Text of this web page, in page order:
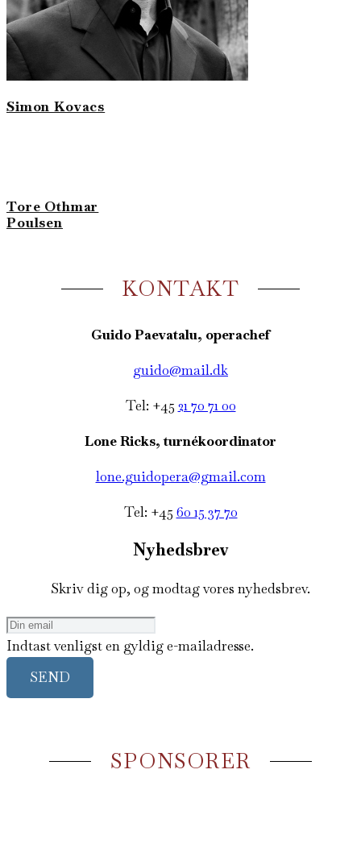
Simon Kovacs
Tore Othmar
Poulsen
KONTAKT
Guido Paevatalu, operachef
guido@mail.dk
Tel: +45 21 70 71 00
Lone Ricks, turnékoordinator
lone.guidopera@gmail.com
Tel: +45 60 15 37 70
Nyhedsbrev
Skriv dig op, og modtag vores nyhedsbrev.
Indtast venligst en gyldig e-mailadresse.
SEND
SPONSORER